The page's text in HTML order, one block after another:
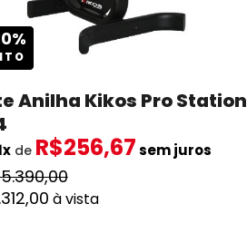
Anilha Kikos Pro Station
à vista
de R$256,67sem juros